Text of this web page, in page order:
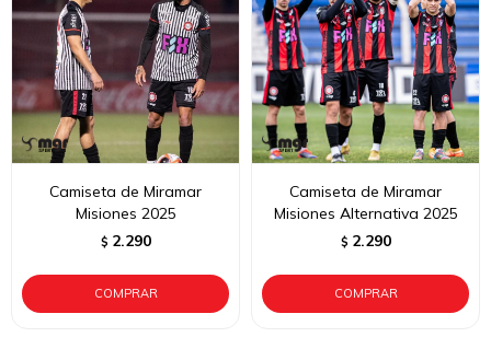
Camiseta de Miramar
Misiones 2025
$ 2.290
Camiseta de Miramar
Misiones Alternativa 2025
$ 2.290